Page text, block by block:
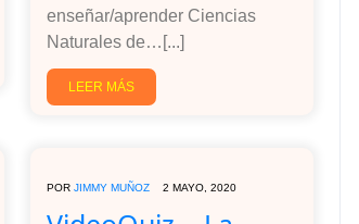
enseñar/aprender Ciencias
Naturales de…[...]
LEER MÁS
POR JIMMY MUÑOZ 2 MAYO, 2020